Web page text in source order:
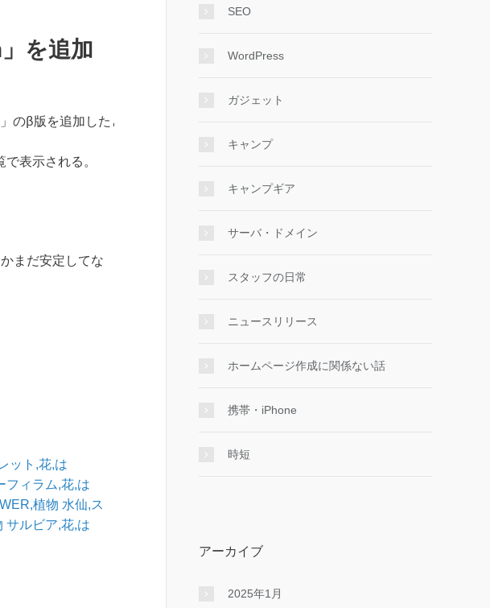
を追加
版を追加したと発表した。
表示される。
まだ安定してな
ット,花,は
フィラム,花,は
植物 水仙,ス
サルビア,花,は
SEO
WordPress
ガジェット
キャンプ
キャンプギア
サーバ・ドメイン
スタッフの日常
ニュースリリース
ホームページ作成に関係ない話
携帯・iPhone
時短
アーカイブ
2025年1月